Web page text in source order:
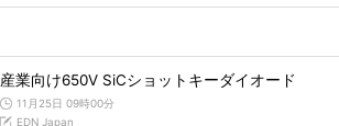
産業向け650V SiCショットキーダイオード
11月25日 09時00分
EDN Japan